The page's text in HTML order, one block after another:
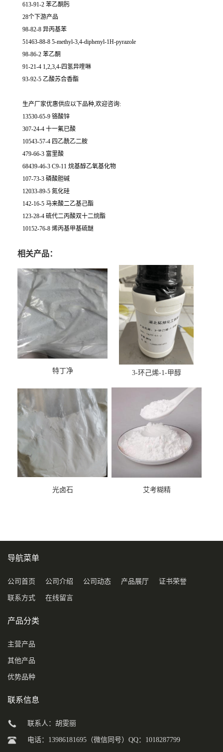
613-91-2 苯乙酮肟
28个下游产品
98-82-8 异丙基苯
51463-88-8 5-methyl-3,4-diphenyl-1H-pyrazole
98-86-2 苯乙酮
91-21-4 1,2,3,4-四氢异喹啉
93-92-5 乙酸苏合香酯
生产厂家优惠供应以下品种,欢迎咨询:
13530-65-9 铬酸锌
307-24-4 十一氟已酸
10543-57-4 四乙酰乙二胺
479-66-3 富里酸
68439-46-3 C9-11 烷基醇乙氧基化物
107-73-3 磷酸胆碱
12033-89-5 氮化硅
142-16-5 马来酸二乙基己酯
123-28-4 硫代二丙酸双十二烷酯
10152-76-8 烯丙基甲基硫醚
相关产品：
特丁净 3-环己烯-1-甲醇
光卤石 艾考糊精
导航菜单
公司首页 公司介绍 公司动态 产品展厅 证书荣誉
联系方式 在线留言
产品分类
主营产品
其他产品
优势品种
联系信息
联系人：胡雯丽
电话：13986181695（微信同号）QQ：1018287799